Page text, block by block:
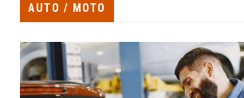
AUTO / MOTO